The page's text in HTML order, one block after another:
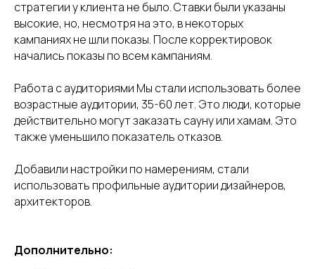
стратегии у клиента не было. Ставки были указаны
высокие, но, несмотря на это, в некоторых
кампаниях не шли показы. После корректировок
начались показы по всем кампаниям.
Работа с аудиториями Мы стали использовать более
возрастные аудитории, 35-60 лет. Это люди, которые
действительно могут заказать сауну или хамам. Это
также уменьшило показатель отказов.
Добавили настройки по намерениям, стали
использовать профильные аудитории дизайнеров,
архитекторов.
Дополнительно: